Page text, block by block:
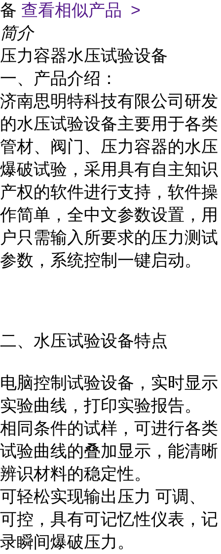
备 查看相似产品 >
简介
压力容器水压试验设备
一、产品介绍：
济南思明特科技有限公司研发
的水压试验设备主要用于各类
管材、阀门、压力容器的水压
爆破试验，采用具有自主知识
产权的软件进行支持，软件操
作简单，全中文参数设置，用
户只需输入所要求的压力测试
参数，系统控制一键启动。
二、水压试验设备特点
电脑控制试验设备，实时显示
实验曲线，打印实验报告。
相同条件的试样，可进行各类
试验曲线的叠加显示，能清晰
辨识材料的稳定性。
可轻松实现输出压力 可调、
可控，具有可记忆性仪表，记
录瞬间爆破压力。